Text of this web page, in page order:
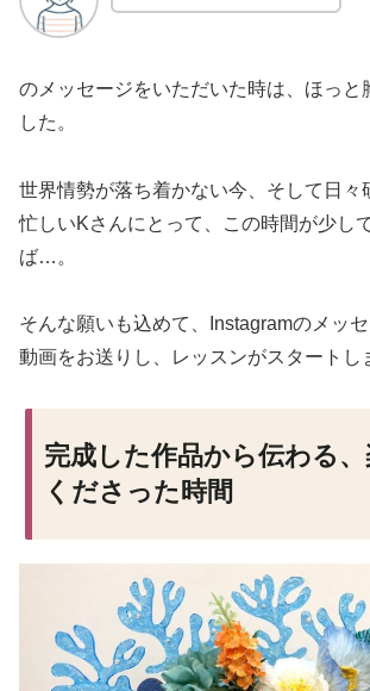
のメッセージをいただいた時は、ほっと
した。
世界情勢が落ち着かない今、そして日々
忙しいKさんにとって、この時間が少し
ば…。
そんな願いも込めて、Instagramのメッ
動画をお送りし、レッスンがスタートし
完成した作品から伝わる
くださった時間